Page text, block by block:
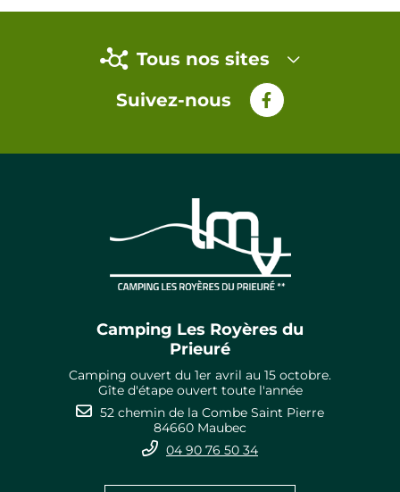
PRÉCÉDENT
RETOUR À LA LISTE
SUIVANT
Tous nos sites
Suivez-nous